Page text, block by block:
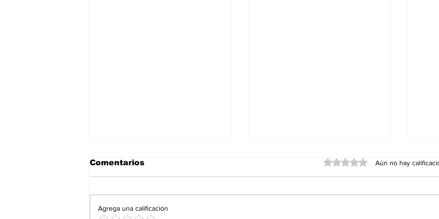
Comentarios Obtuvo 0 de 5 estrellas.
Aún no hay
Agrega una calificación